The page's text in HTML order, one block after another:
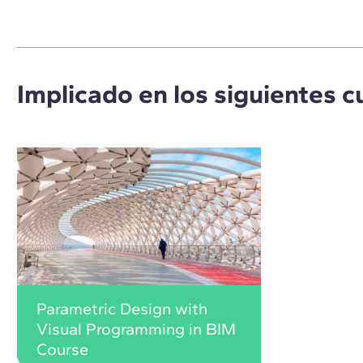
Implicado en los siguientes
Parametric Design with
Visual Programming in BIM
Course